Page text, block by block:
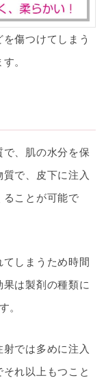
傷つけてしまう
。
、肌の水分を保
で、皮下に注入
ことが可能で
しまうため時間
は製剤の種類に
。
では多めに注入
れ以上もつこと